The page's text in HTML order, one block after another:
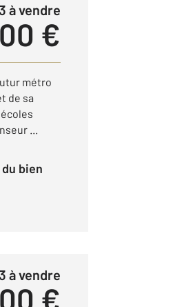
à vendre
€
métro
de sa
...
du bien
à vendre
€